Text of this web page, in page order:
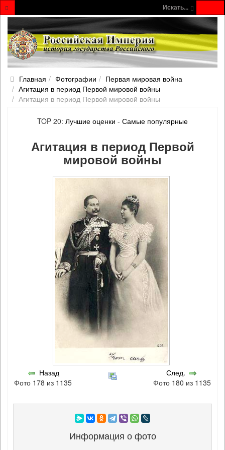
Искать...
Главная Фотографии
Первая мировая война
Агитация в период Первой мировой войны
Агитация в период Первой мировой войны
TOP 20: Лучшие оценки - Самые популярные
Агитация в период Первой
мировой войны
Назад
Фото 178 из 1135
След.
Фото 180 из 1135
Информация о фото